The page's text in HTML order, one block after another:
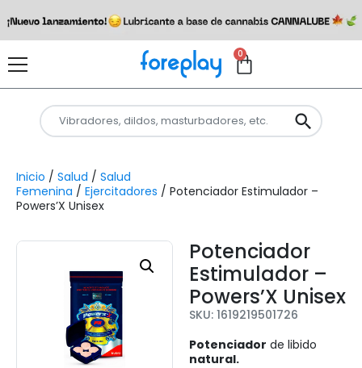
0
Inicio / Salud / Salud
Femenina / Ejercitadores / Potenciador Estimulador –
Powers’X Unisex
Potenciador
Estimulador –
Powers’X Unisex
SKU: 1619219501726
Potenciador de libido
natural.